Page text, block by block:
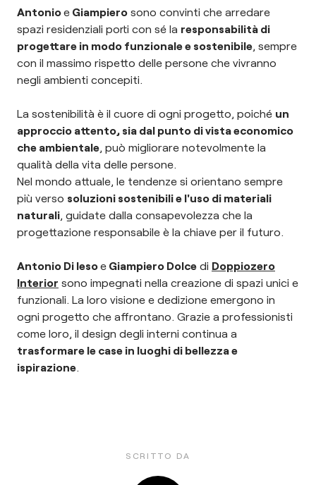
Antonioe Giampiero sono convinti che arredare
spazi residenziali porti con sé la responsabilità di
progettare in modo funzionale e sostenibile , sempre
con il massimo rispetto delle persone che vivranno
negli ambienti concepiti.
La sostenibilità è il cuore di ogni progetto, poiché un
approccio attento, sia dal punto di vista economico
che ambientale , può migliorare notevolmente la
qualità della vita delle persone.
Nel mondo attuale, le tendenze si orientano sempre
più verso soluzioni sostenibili e l'uso di materiali
naturali , guidate dalla consapevolezza che la
progettazione responsabile è la chiave per il futuro.
Antonio Di Iesoe Giampiero Dolce di Doppiozero
Interior sono impegnati nella creazione di spazi unici e
funzionali. La loro visione e dedizione emergono in
ogni progetto che affrontano. Grazie a professionisti
come loro, il design degli interni continua a
trasformare le case in luoghi di bellezza e
ispirazione
SCRITTO DA